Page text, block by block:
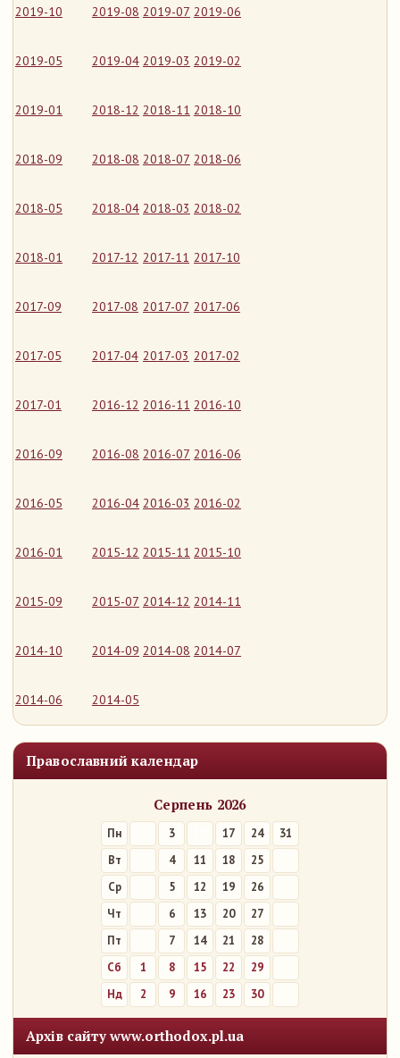
2019-10 2019-08 2019-07 2019-06
2019-05 2019-04 2019-03 2019-02
2019-01 2018-12 2018-11 2018-10
2018-09 2018-08 2018-07 2018-06
2018-05 2018-04 2018-03 2018-02
2018-01 2017-12 2017-11 2017-10
2017-09 2017-08 2017-07 2017-06
2017-05 2017-04 2017-03 2017-02
2017-01 2016-12 2016-11 2016-10
2016-09 2016-08 2016-07 2016-06
2016-05 2016-04 2016-03 2016-02
2016-01 2015-12 2015-11 2015-10
2015-09 2015-07 2014-12 2014-11
2014-10 2014-09 2014-08 2014-07
2014-06 2014-05
Православний календар
Серпень 2026
Пн 3 17 24
31
Вт
4 11 18
25
Ср
5 12 19
26
Чт
6 13 20
27
Пт
7 14 21
28
Сб
1 8 15 22
29
Нд
2 9 16 23 30
Архів сайту www.orthodox.pl.ua